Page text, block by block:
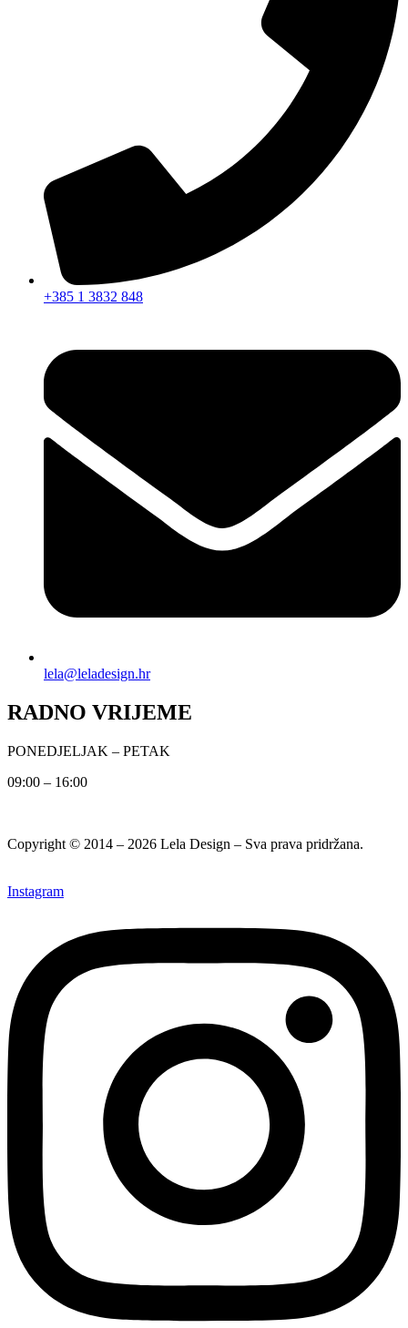
+385 1 3832 848
lela@leladesign.hr
RADNO VRIJEME
PONEDJELJAK – PETAK
09:00 – 16:00
Copyright © 2014 – 2026 Lela Design – Sva prava pridržana.
Instagram